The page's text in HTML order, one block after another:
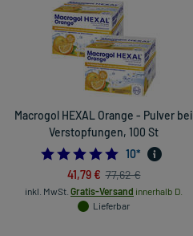
Macrogol HEXAL Orange - Pulver bei
Verstopfungen, 100 St
5.0
10*
41,79 € 77,62 €
inkl. MwSt. Gratis-Versand innerhalb D.
Lieferbar